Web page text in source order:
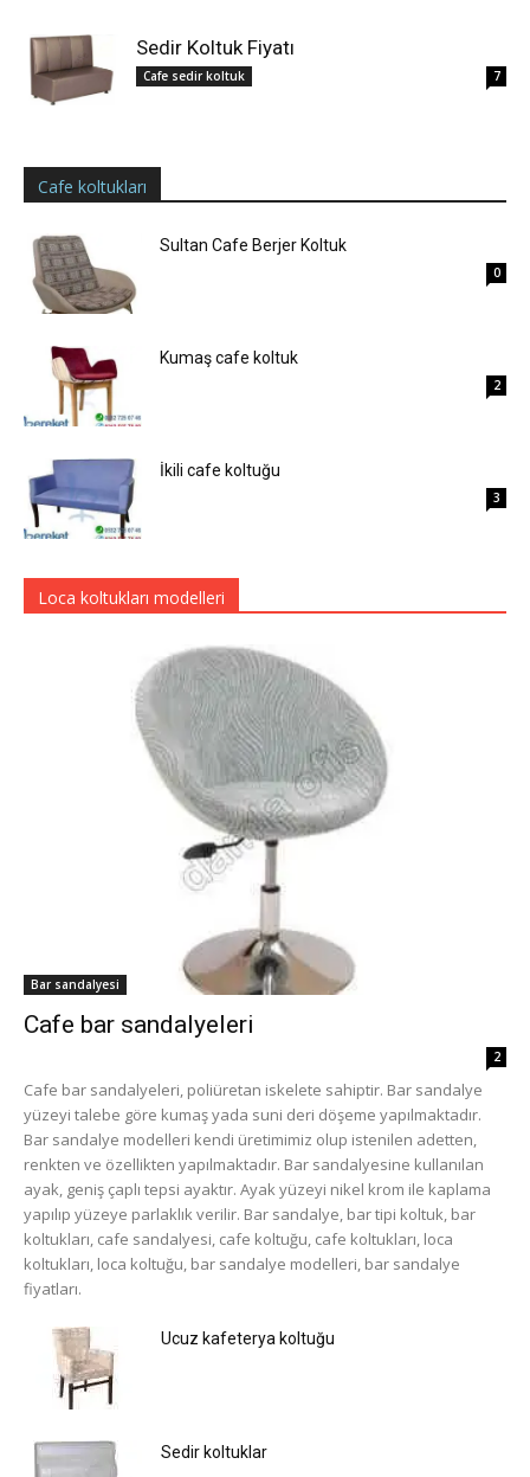
Sedir Koltuk Fiyatı
Cafe sedir koltuk 7
Cafe koltukları
Sultan Cafe Berjer Koltuk
0
Kumaş cafe koltuk
2
İkili cafe koltuğu
3
Loca koltukları modelleri
Bar sandalyesi
Cafe bar sandalyeleri
2
Cafe bar sandalyeleri, poliüretan iskelete sahiptir. Bar sandalye
yüzeyi talebe göre kumaş yada suni deri döşeme yapılmaktadır.
Bar sandalye modelleri kendi üretimimiz olup istenilen adetten,
renkten ve özellikten yapılmaktadır. Bar sandalyesine kullanılan
ayak, geniş çaplı tepsi ayaktır. Ayak yüzeyi nikel krom ile kaplama
yapılıp yüzeye parlaklık verilir. Bar sandalye, bar tipi koltuk, bar
koltukları, cafe sandalyesi, cafe koltuğu, cafe koltukları, loca
koltukları, loca koltuğu, bar sandalye modelleri, bar sandalye
fiyatları.
Ucuz kafeterya koltuğu
Sedir koltuklar